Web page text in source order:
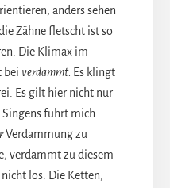
anders sehen
Zähne fletscht ist so
Die Klimax im
bei verdammt. Es klingt
Es gilt hier nicht nur
Singens führt mich
Verdammung zu
verdammt zu diesem
los. Die Ketten,